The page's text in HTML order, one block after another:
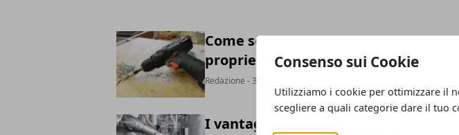
Consenso sui Cookie
Utilizziamo i cookie per ottimizzare il
scegliere a quali categorie dare il tuo
Come scegliere il trapano
proprie esigenze
Redazione - 30 set 2022
I vantaggi offerti dalla robotica